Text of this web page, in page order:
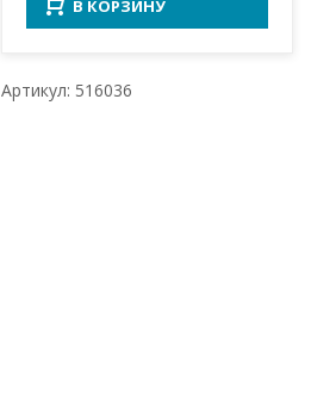
В КОРЗИНУ
Артикул: 516036